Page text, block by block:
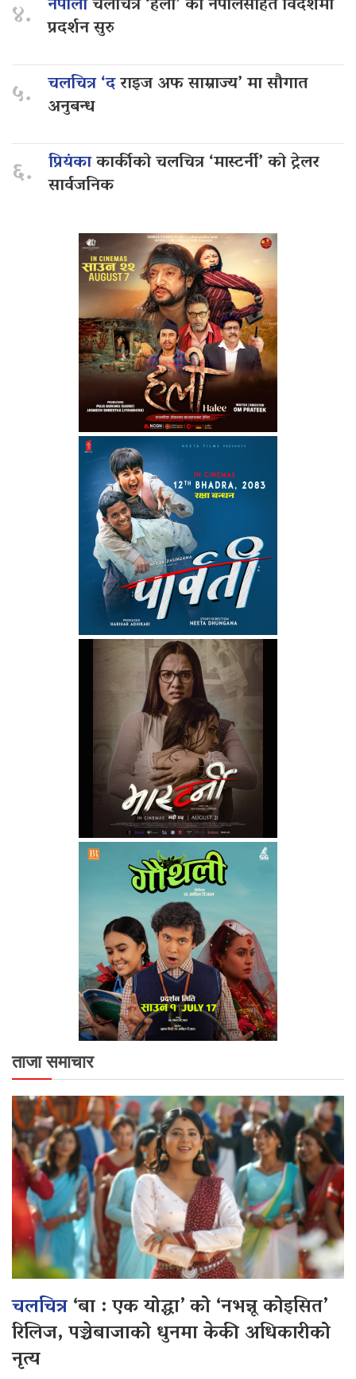
४. प्रदर्शन सुरु
५. चलचित्र ‘दराइज अफ साम्राज्य’ मा सौगात
अनुबन्ध
६. प्रियंकाकार्कीको चलचित्र ‘मास्टर्नी’ को ट्रेलर
सार्वजनिक
ताजा समाचार
चलचित्र‘बा : एक योद्धा’ को ‘नभन्नू कोइसित’
रिलिज, पञ्चेबाजाको धुनमा केकी अधिकारीको
नृत्य